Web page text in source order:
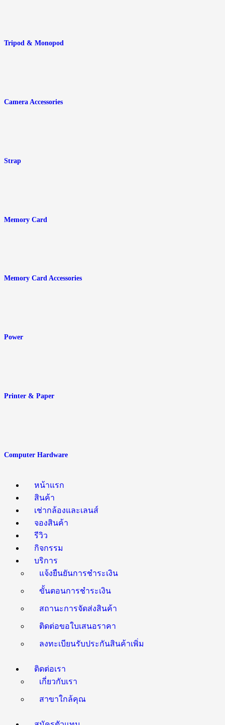
Tripod & Monopod
Camera Accessories
Strap
Memory Card
Memory Card Accessories
Power
Printer & Paper
Computer Hardware
หน้าแรก
สินค้า
เช่ากล้องและเลนส์
จองสินค้า
รีวิว
กิจกรรม
บริการ
แจ้งยืนยันการชำระเงิน
ขั้นตอนการชำระเงิน
สถานะการจัดส่งสินค้า
ติดต่อขอใบเสนอราคา
ลงทะเบียนรับประกันสินค้าเพิ่ม
ติดต่อเรา
เกี่ยวกับเรา
สาขาใกล้คุณ